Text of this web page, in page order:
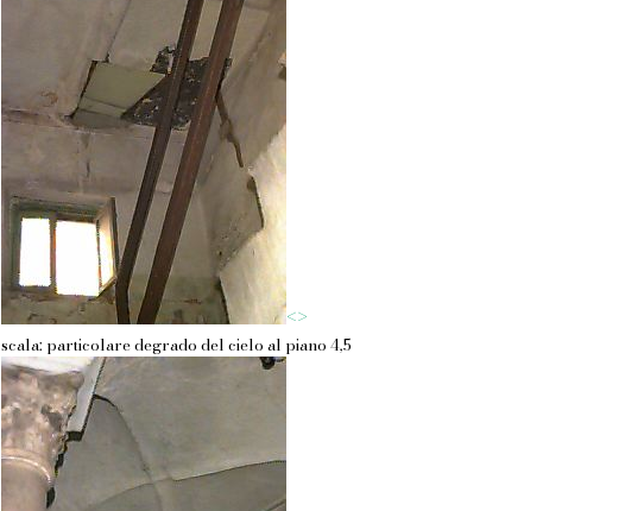
<>
scala: particolare degrado del cielo al piano 4,5